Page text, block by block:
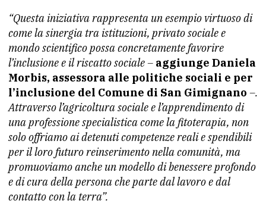
“Questa iniziativa rappresenta un esempio virtuoso di
come la sinergia tra istituzioni, privato sociale e
mondo scientifico possa concretamente favorire
l’inclusione e il riscatto sociale – aggiunge Daniela
Morbis, assessora alle politiche sociali e per
l’inclusione del Comune di San Gimignano –.
Attraverso l’agricoltura sociale e l’apprendimento di
una professione specialistica come la fitoterapia, non
solo offriamo ai detenuti competenze reali e spendibili
per il loro futuro reinserimento nella comunità, ma
promuoviamo anche un modello di benessere profondo
e di cura della persona che parte dal lavoro e dal
contatto con la terra”.